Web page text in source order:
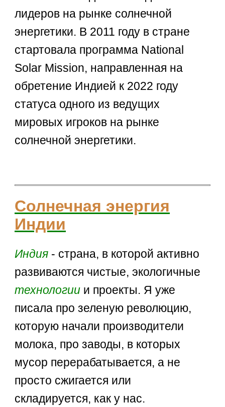
лидеров на рынке солнечной
энергетики. В 2011 году в стране
стартовала программа National
Solar Mission, направленная на
обретение Индией к 2022 году
статуса одного из ведущих
мировых игроков на рынке
солнечной энергетики.
Солнечная энергия
Индии
Индия - страна, в которой активно
развиваются чистые, экологичные
технологии и проекты. Я уже
писала про зеленую революцию,
которую начали производители
молока, про заводы, в которых
мусор перерабатывается, а не
просто сжигается или
складируется, как у нас.